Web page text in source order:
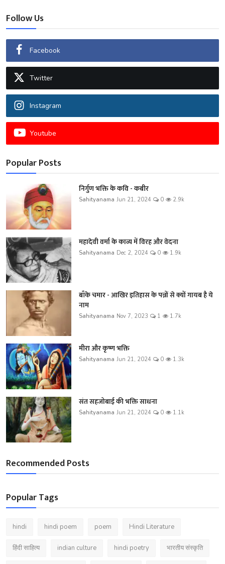
Follow Us
Facebook
Twitter
Instagram
Youtube
Popular Posts
निर्गुण भक्ति के कवि - कबीर
Sahityanama Jun 21, 2024 0 2.9k
महादेवी वर्मा के काव्य में विरह और वेदना
Sahityanama Dec 2, 2024 0 1.9k
बाँके चमार - आखिर इतिहास के पन्नों से क्यों गायब है ये
नाम
Sahityanama Nov 7, 2023 1 1.7k
मीरा और कृष्ण भक्ति
Sahityanama Jun 21, 2024 0 1.3k
संत सहजोबाई की भक्ति साधना
Sahityanama Jun 21, 2024 0 1.1k
Recommended Posts
Popular Tags
hindi hindi poem poem Hindi Literature
हिंदी साहित्य indian culture hindi poetry भारतीय संस्कृति